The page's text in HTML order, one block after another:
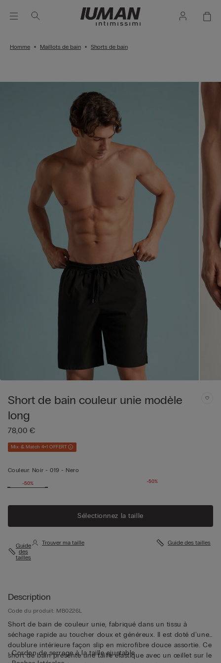
Homme Maillots de bain Shorts de bain
Short de bain couleur unie modèle
long
78,00 €
Mix & Match 4+1 OFFERT
Couleur: Noir -019 - Nero
-50%
-50%
Sélectionnez la taille
Guide
des
tailles
Trouver ma taille Guide des tailles
Description
Code du produit: MB0226L
Short de bain de couleur unie, fabriqué dans un tissu à
séchage rapide au toucher doux et généreux. Il est doté d'une
doublure intérieure façon slip en microfibre douce assortie. Ce
short de bain présente une taille élastique avec un œillet sur le
• Cordon de serrage à la taille ajustable